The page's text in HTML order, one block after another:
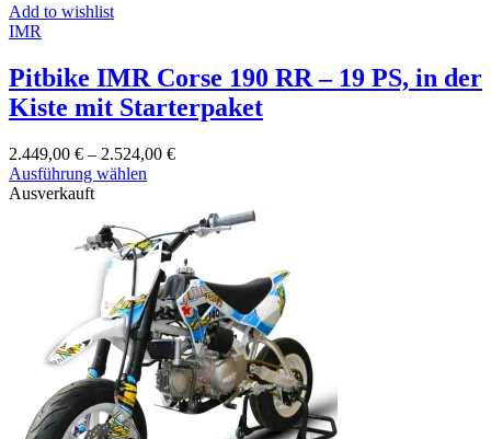
Add to wishlist
IMR
Pitbike IMR Corse 190 RR – 19 PS, in der
Kiste mit Starterpaket
2.449,00 € – 2.524,00 €
Ausführung wählen
mehrere
Varianten
auf.
Die
Optionen
können
auf
der
Produktseite
gewählt
werden
Ausverkauft